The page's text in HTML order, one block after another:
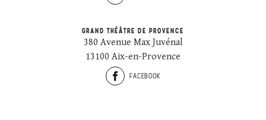
GRAND THÉÂTRE DE PROVENCE
380 Avenue Max Juvénal
13100 Aix-en-Provence
FACEBOOK